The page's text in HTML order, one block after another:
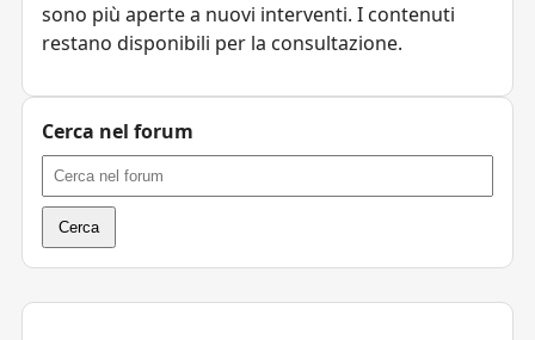
sono più aperte a nuovi interventi. I contenuti
restano disponibili per la consultazione.
Cerca nel forum
Cerca